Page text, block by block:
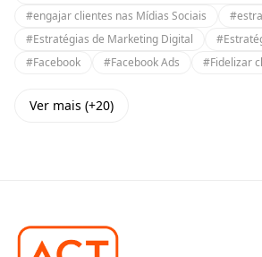
#engajar clientes nas Mídias Sociais
#Estratégias de Marketing Digital
#Facebook
#Facebook Ads #Fidelizar
Ver mais (+20)